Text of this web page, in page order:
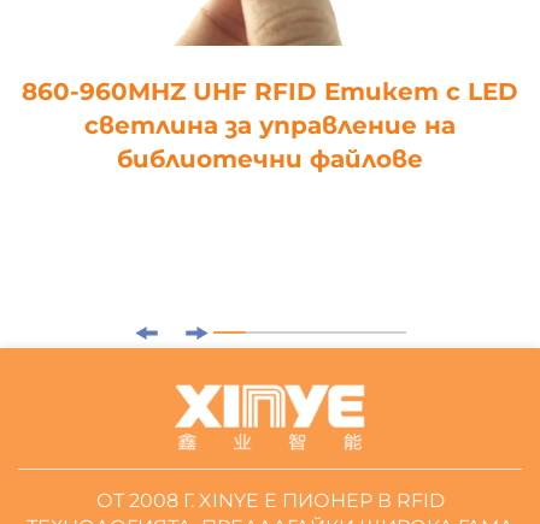
860-960MHZ UHF RFID Етикет с LED
светлина за управление на
библиотечни файлове
ОТ 2008 Г. XINYE Е ПИОНЕР В RFID